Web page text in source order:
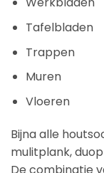
Tafelbladen
Trappen
Muren
Vloeren
Bijna alle
mulitplank,
De combinatie